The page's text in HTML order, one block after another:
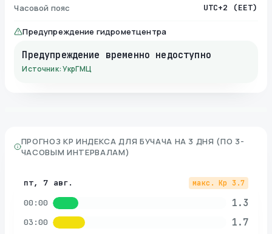
Часовой пояс UTC+2 (EET)
Предупреждение гидрометцентра
Предупреждение временно недоступно
Источник: УкрГМЦ
ПРОГНОЗ KP ИНДЕКСА ДЛЯ БУЧАЧА НА 3 ДНЯ (ПО 3-
ЧАСОВЫМ ИНТЕРВАЛАМ)
пт, 7 авг. макс. Kp 3.7
00:00 1.3
03:00 1.7